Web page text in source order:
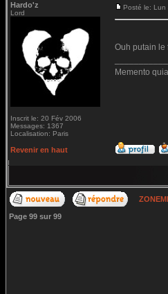
Hardo'z
Lord
Inscrit le: 20 Fév 2006
Messages: 1367
Localisation: Paris
Posté le:
Ouh putain le
Memento
Revenir en haut
Page 99 sur 99